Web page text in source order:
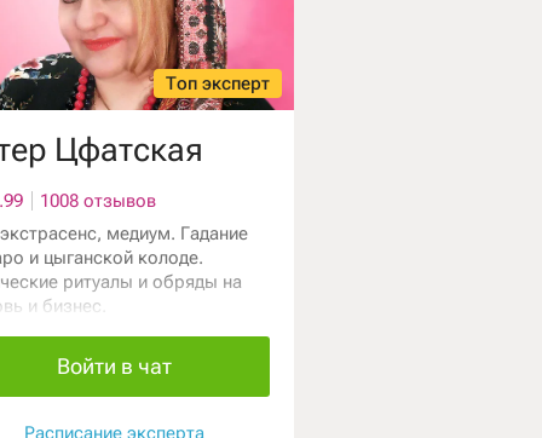
Топ эксперт
Цфатская
1008 отзывов
медиум. Гадание
и цыганской колоде.
ритуалы и обряды на
и бизнес.
Войти в чат
Расписание эксперта